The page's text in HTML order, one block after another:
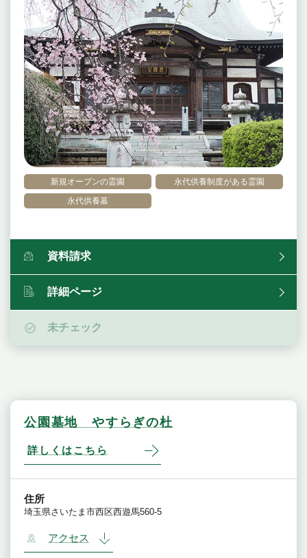
新規オープンの霊園
永代供養制度がある霊園
永代供養墓
資料請求
詳細ページ
未チェック
公園墓地 やすらぎの杜
詳しくはこちら
住所
埼玉県さいたま市西区西遊馬560-5
アクセス